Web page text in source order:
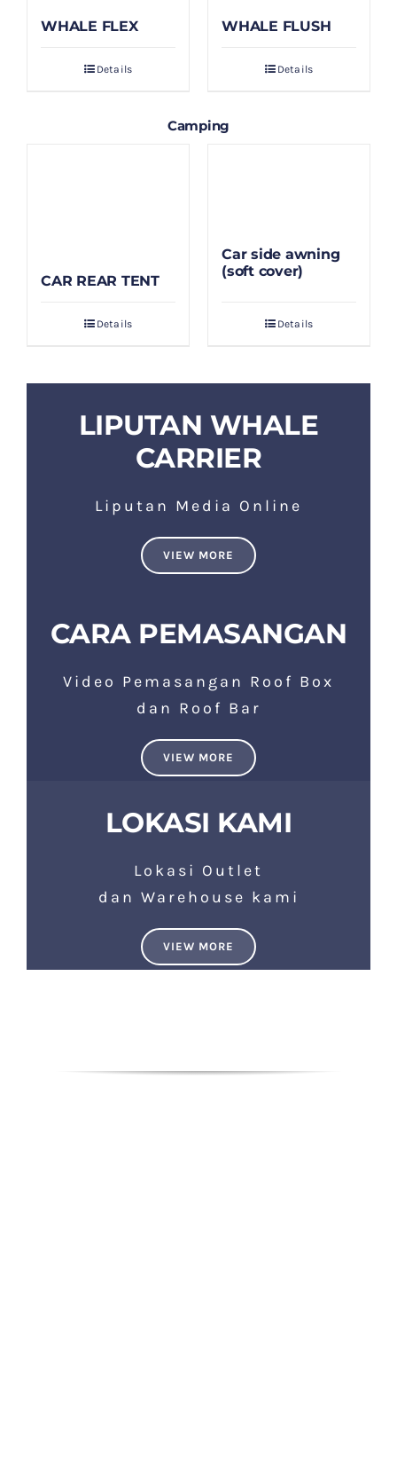
WHALE FLEX
Details
WHALE FLUSH
Details
Camping
CAR REAR TENT
Details
Car side awning
(soft cover)
Details
LIPUTAN WHALE
CARRIER
Liputan Media Online
VIEW MORE
CARA PEMASANGAN
Video Pemasangan Roof Box
dan Roof Bar
VIEW MORE
LOKASI KAMI
Lokasi Outlet
dan Warehouse kami
VIEW MORE